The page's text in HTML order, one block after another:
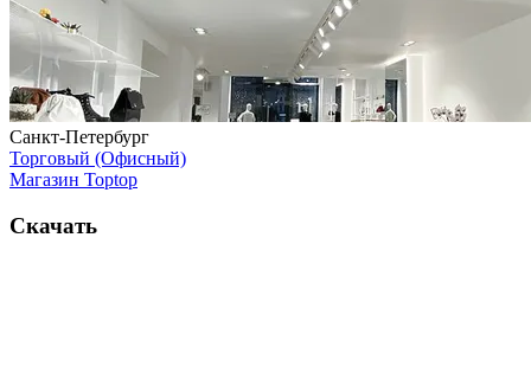
Санкт-Петербург
Торговый (Офисный)
Магазин Toptop
Скачать